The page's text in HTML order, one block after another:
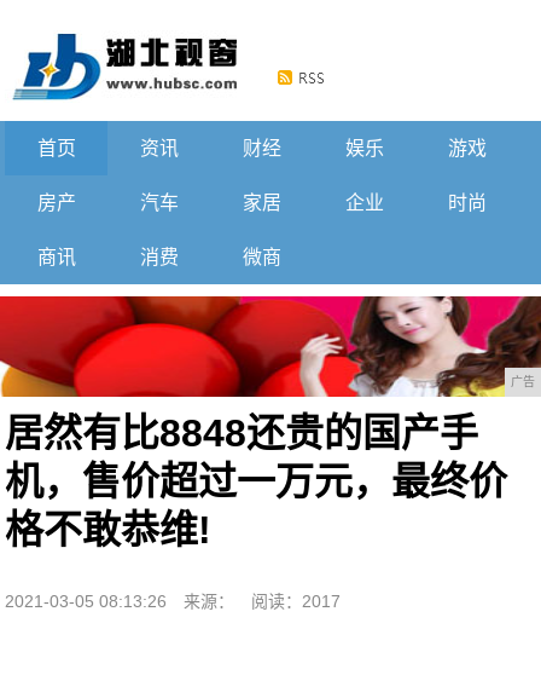
首页 资讯 财经 娱乐 游戏
房产 汽车 家居 企业 时尚
商讯 消费 微商
广告
居然有比8848还贵的国产手
机，售价超过一万元，最终价
格不敢恭维!
2021-03-05 08:13:26 来源： 阅读：2017